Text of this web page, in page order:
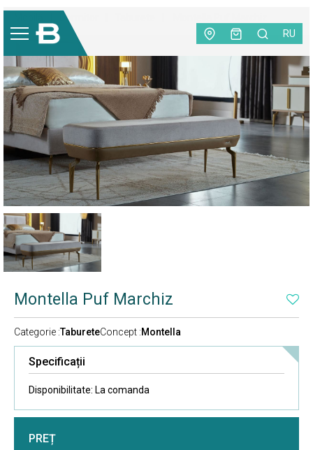
RU
Dormitor
Montella Puf Marchiz
Categorie :TabureteConcept :Montella
Specificații
Disponibilitate: La comanda
PREȚ